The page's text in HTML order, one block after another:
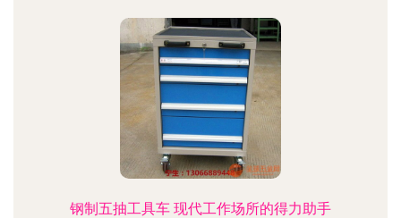
钢制五抽工具车 现代工作场所的得力助手